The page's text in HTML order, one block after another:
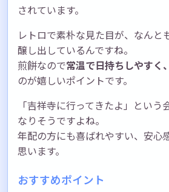
されています。
レトロで素朴な見た目が、なんと
醸し出しているんですね。
煎餅なので常温で日持ちしやすく
のが嬉しいポイントです。
「吉祥寺に行ってきたよ」という
なりそうですよね。
年配の方にも喜ばれやすい、安心
思います。
おすすめポイント